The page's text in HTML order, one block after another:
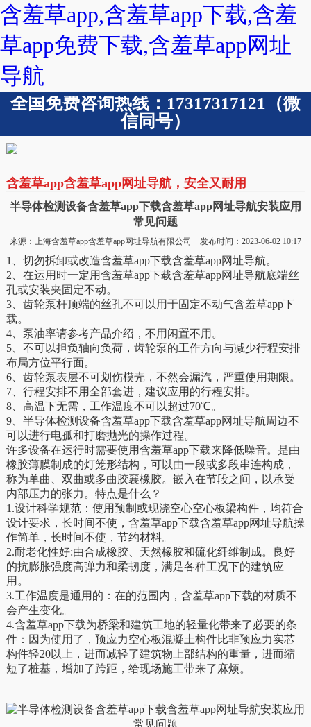
含羞草app,含羞草app下载,含羞
草app免费下载,含羞草app网址
导航
全国免费咨询热线：17317317121（微
信同号）
含羞草app含羞草app网址导航，安全又耐用
半导体检测设备含羞草app下载含羞草app网址导航安装应用
常见问题
来源：上海含羞草app含羞草app网址导航有限公司 发布时间：2023-06-02 10:17
1、切勿拆卸或改造含羞草app下载含羞草app网址导航。
2、在运用时一定用含羞草app下载含羞草app网址导航底端丝
孔或安装夹固定不动。
3、齿轮泵杆顶端的丝孔不可以用于固定不动气含羞草app下
载。
4、泵油率请参考产品介绍，不用闲置不用。
5、不可以担负轴向负荷，齿轮泵的工作方向与减少行程安排
布局方位平行面。
6、齿轮泵表层不可划伤模壳，不然会漏汽，严重使用期限。
7、行程安排不用全部套进，建议应用的行程安排。
8、高温下无需，工作温度不可以超过70℃。
9、半导体检测设备含羞草app下载含羞草app网址导航周边不
可以进行电孤和打磨抛光的操作过程。
许多设备在运行时需要使用含羞草app下载来降低噪音。是由
橡胶薄膜制成的灯笼形结构，可以由一段或多段串连构成，
称为单曲、双曲或多曲胶襄橡胶。嵌入在节段之间，以承受
内部压力的张力。特点是什么？
1.设计科学规范：使用预制或现浇空心空心板梁构件，均符合
设计要求，长时间不使，含羞草app下载含羞草app网址导航操
作简单，长时间不使，节约材料。
2.耐老化性好:由合成橡胶、天然橡胶和硫化纤维制成。良好
的抗膨胀强度高弹力和柔韧度，满足各种工况下的建筑应
用。
3.工作温度是通用的：在的范围内，含羞草app下载的材质不
会产生变化。
4.含羞草app下载为桥梁和建筑工地的轻量化带来了必要的条
件：因为使用了，预应力空心板混凝土构件比非预应力实芯
构件轻20以上，进而减轻了建筑物上部结构的重量，进而缩
短了桩基，增加了跨距，给现场施工带来了麻烦。